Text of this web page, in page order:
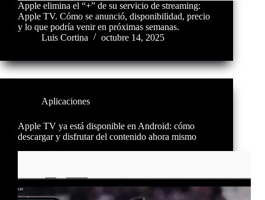
Apple elimina el “+” de su servicio de streaming:
Apple TV. Cómo se anunció, disponibilidad, precio
y lo que podría venir en próximas semanas.
Luis Cortina
octubre 14, 2025
Aplicaciones
Apple TV ya está disponible en Android: cómo
descargar y disfrutar del contenido ahora mismo